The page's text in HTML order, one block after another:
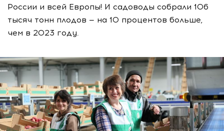
России и всей Европы! И садоводы собрали 106
тысяч тонн плодов — на 10 процентов больше,
чем в 2023 году.